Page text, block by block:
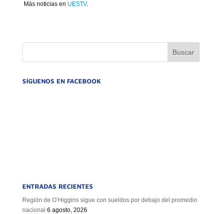
Más noticias en UESTV.
SÍGUENOS EN FACEBOOK
ENTRADAS RECIENTES
Región de O’Higgins sigue con sueldos por debajo del promedio
nacional 6 agosto, 2026